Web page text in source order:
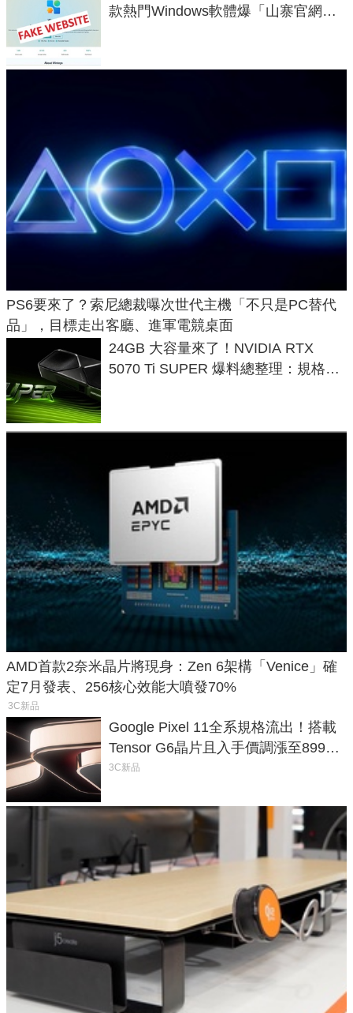
款熱門Windows軟體爆「山寨官網」
PS6要來了？索尼總裁曝次世代主機「不只是PC替代
品」，目標走出客廳、進軍電競桌面
24GB 大容量來了！NVIDIA RTX
5070 Ti SUPER 爆料總整理：規格、
AMD首款2奈米晶片將現身：Zen 6架構「Venice」確
定7月發表、256核心效能大噴發70%
3C新品
Google Pixel 11全系規格流出！搭載
Tensor G6晶片且入手價調漲至899美
元
3C新品